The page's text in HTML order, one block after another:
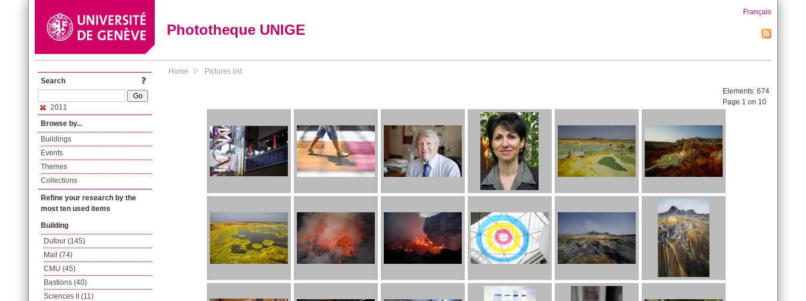
Phototheque UNIGE
Français
Search
2011
Browse by...
Buildings
Events
Themes
Collections
Refine your research by the
most ten used items
Building
Dufour (145)
Mail (74)
CMU (45)
Bastions (40)
Sciences II (11)
Home Pictures list
Elements: 674
Page 1 on 10